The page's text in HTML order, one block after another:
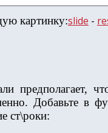
картинку:slide -
предполагает,
Добавьте в
ст\роки: